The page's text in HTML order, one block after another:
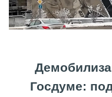
Госдуме: